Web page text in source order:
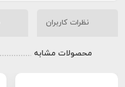
نظرات کاربران
محصولات مشابه